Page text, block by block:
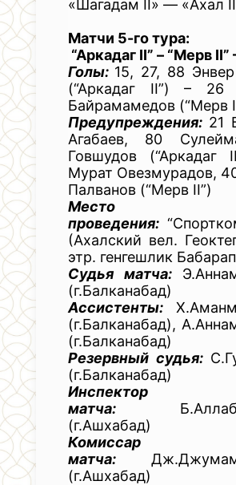
«Шагадам II» — «Ахал
Матчи 5-го тура:
“Аркадаг II” – “Мерв II”
Голы: 15, 27, 88
(“Аркадаг II”) – 26
Байрамамедов (“Мерв
Предупреждения:21
Агабаев, 80
Говшудов (“Аркадаг
Мурат Овезмурадов,
Палванов (“Мерв II”)
Место
проведения:
(Ахалский вел.
этр. генгешлик
Судья матча:
(г.Балканабад)
Ассистенты:
(г.Балканабад),
(г.Балканабад)
Резервный судья:
(г.Балканабад)
Инспектор
матча:
(г.Ашхабад)
Комиссар
матча:
(г.Ашхабад)